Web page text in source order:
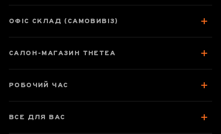
Паспорт товару
ОФІС СКЛАД (САМОВИВІЗ)
САЛОН-МАГАЗИН THETEA
РОБОЧИЙ ЧАС
ВСЕ ДЛЯ ВАС